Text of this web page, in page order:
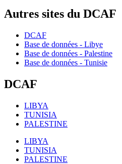
Autres sites du DCAF
DCAF
Base de données - Libye
Base de données - Palestine
Base de données - Tunisie
DCAF
LIBYA
TUNISIA
PALESTINE
LIBYA
TUNISIA
PALESTINE